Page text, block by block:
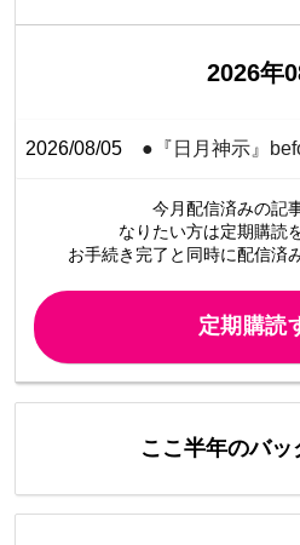
2026年
2026/08/05 ●『日月神示』
今月配信済みの記
なりたい方は定期購読
お手続き完了と同時に配信済
定期購読
ここ半年のバ